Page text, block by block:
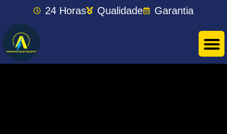
24 Horas Qualidade Garantia